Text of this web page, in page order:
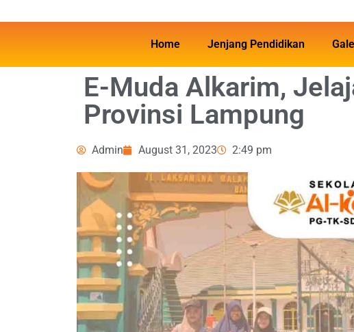
Home Jenjang Pendidikan
E-Muda Alkarim,
Provinsi Lampung
Admin August 31, 2023 2:49 pm